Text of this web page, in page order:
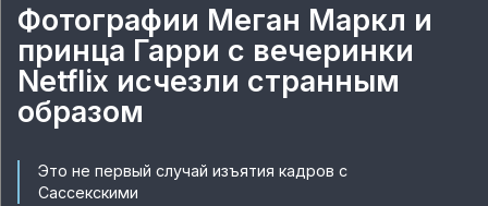
Фотографии Меган Маркл и
принца Гарри с вечеринки
Netflix исчезли странным
образом
Это не первый случай изъятия кадров с
Сассекскими